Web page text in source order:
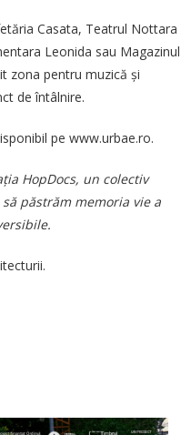
Casata, Teatrul Nottara
Leonida sau Magazinul
zona pentru muzică și
de întâlnire.
pe www.urbae.ro.
HopDocs, un colectiv
păstrăm memoria vie a